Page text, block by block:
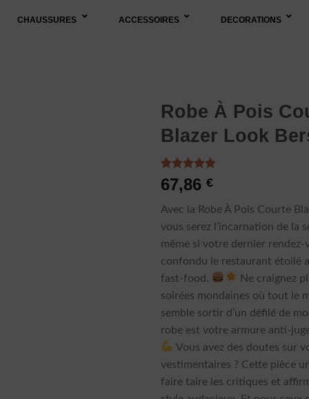
CHAUSSURES ACCESSOIRES DECORATIONS
Robe À Pois
Blazer Look
Noté5.00
sur 5 basé
3
notations
client
67,86€
Avec la Robe À Pois Courte
vous serez l’incarnation de la
même si votre dernier rendez-
confondu le restaurant étoilé
fast-food.
Ne craignez
soirées mondaines où tout le
semble sortir d’un défilé de
robe est votre armure anti-
Vous avez des doutes sur
vestimentaires ? Cette pièce
faire taire les critiques et